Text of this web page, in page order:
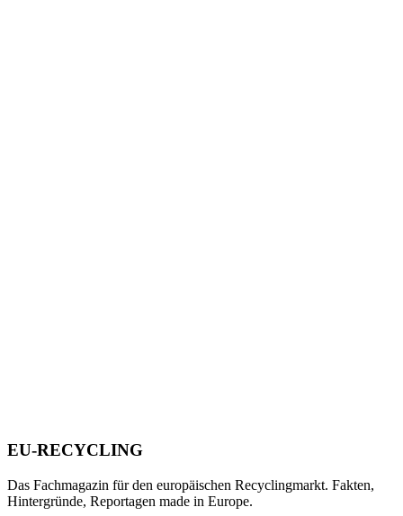
EU-RECYCLING
Das Fachmagazin für den europäischen Recyclingmarkt. Fakten,
Hintergründe, Reportagen made in Europe.